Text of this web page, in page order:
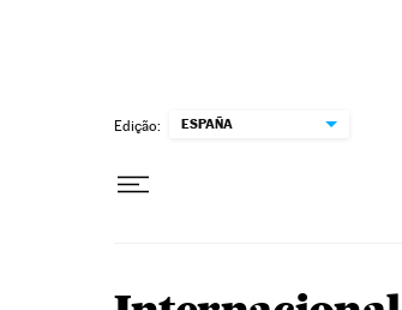
Edição: ESPAÑA